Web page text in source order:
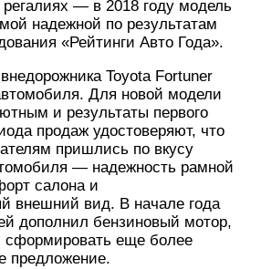
— в 2018 году модель
надежной по результатам
«Рейтинги Авто Года».
Toyota Fortuner
Для новой модели
и результаты первого
продаж удостоверяют, что
пришлись по вкусу
— надежность рамной
салона и
внешний вид. В начале года
дополнил бензиновый мотор,
сформировать еще более
предложение.